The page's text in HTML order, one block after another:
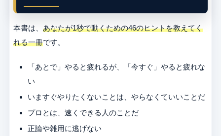
本書は、 あなたが1秒で動くための46のヒントを教えてく
れる一冊です。
「あとで」やると疲れるが、「今すぐ」やると疲れな
い
いますぐやりたくないことは、やらなくていいことだ
プロとは、速くできる人のことだ
正論や雑用に逃げない